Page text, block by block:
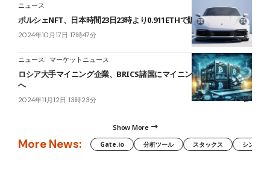
ニュース
ポルシェNFT、日本時間23日23時より0.911ETHで販売
2024年10月17日 17時47分
ニュース マーケットニュース
ロシア大手マイニング企業、BRICS諸国にマイニングセンター設立
へ
2024年11月12日 13時23分
Show More
More News: Gate.io 分析ツール スタックス シンボル